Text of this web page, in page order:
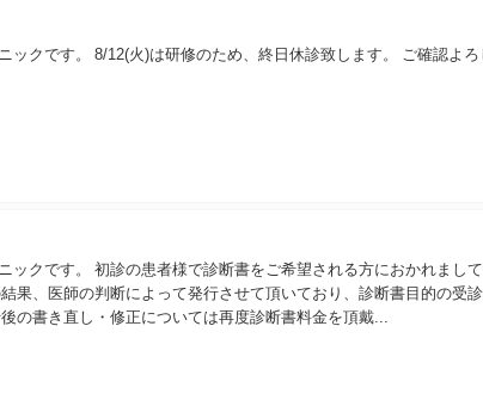
ックです。 8/12(火)は研修のため、終日休診致します。 ご確認よろ
ックです。 初診の患者様で診断書をご希望される方におかれまし
果、医師の判断によって発行させて頂いており、診断書目的の受
ださい。 また、発行後の書き直し・修正については再度診断書料金を頂戴...